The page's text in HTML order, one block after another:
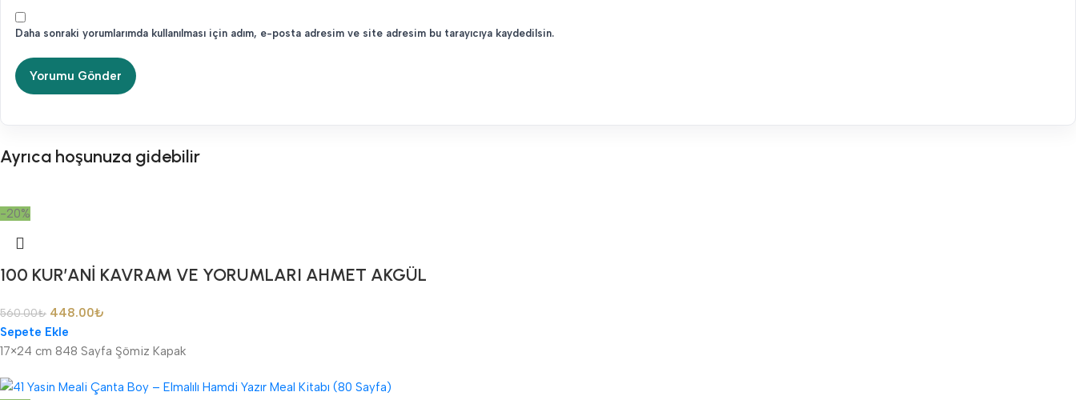
Daha sonraki yorumlarımda kullanılması için adım, e-posta adresim ve site adresim bu tarayıcıya kaydedilsin.
Ayrıca hoşunuza gidebilir
-20%
100 KUR’ANİ KAVRAM VE YORUMLARI AHMET AKGÜL
560.00₺ 448.00₺
Sepete Ekle
17×24 cm 848 Sayfa Şömiz Kapak